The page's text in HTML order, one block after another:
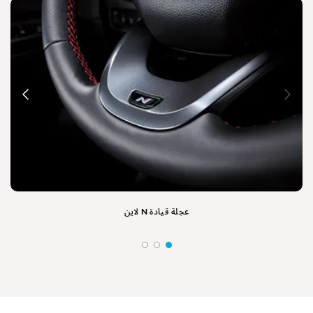
عجلة قيادة N لاين